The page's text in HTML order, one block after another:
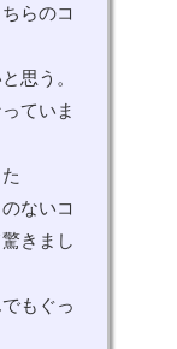
らのコ
思う。
ていま
ないコ
きまし
もぐっ